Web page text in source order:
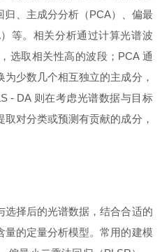
、主成分分析（PCA）、偏最
等。相关分析通过计算光谱波
选取相关性高的波段；PCA 通
少数几个相互独立的主成分，
- DA 则在考虑光谱数据与目标
对分类或预测有贡献的成分，
选择后的光谱数据，结合合适的
量的定量分析模型。常用的建模